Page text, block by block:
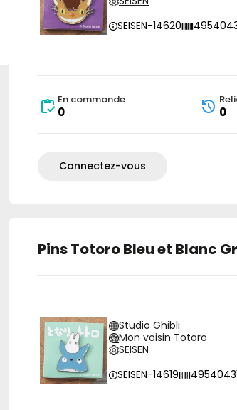
SEISEN-14620
En commande
0 0
Connectez-vous
Pins Totoro Bleu et Blanc
Studio Ghibli
Mon voisin Totoro
SEISEN
SEISEN-14619